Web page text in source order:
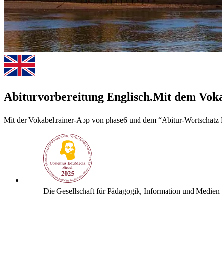
Abiturvorbereitung Englisch.Mit dem
Mit der Vokabeltrainer-App von phase6 und dem “Abitur-
Die Gesellschaft für Pädagogik, Information und